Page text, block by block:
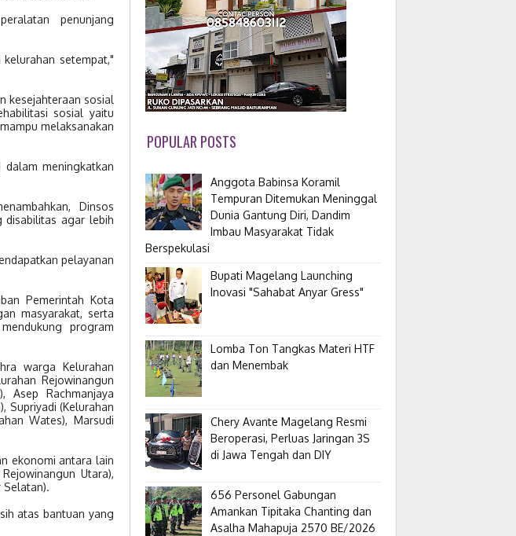
penunjang
setempat,"
kesejahteraan sosial
sosial yaitu
melaksanakan
meningkatkan
Dinsos
disabilitas agar lebih
pelayanan
Pemerintah Kota
masyarakat, serta
program
warga Kelurahan
Rejowinangun
Asep Rachmanjaya
Supriyadi (Kelurahan
Wates), Marsudi
ekonomi antara lain
Utara),
Selatan).
atas bantuan yang
POPULAR POSTS
Anggota Babinsa Koramil
Tempuran Ditemukan Meninggal
Dunia Gantung Diri, Dandim
Imbau Masyarakat Tidak
Berspekulasi
Bupati Magelang Launching
Inovasi "Sahabat Anyar Gress"
Lomba Ton Tangkas Materi HTF
dan Menembak
​Chery Avante Magelang Resmi
Beroperasi, Perluas Jaringan 3S
di Jawa Tengah dan DIY
656 Personel Gabungan
Amankan Tipitaka Chanting dan
Asalha Mahapuja 2570 BE/2026